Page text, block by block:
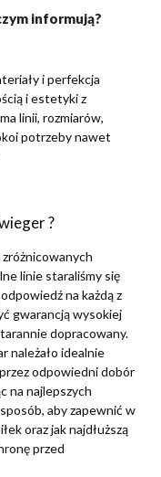
informują?
i perfekcja
i estetyki z
linii, rozmiarów,
potrzeby nawet
?
linie staraliśmy się
na każdą z
gwarancją wysokiej
dopracowany.
należało idealnie
odpowiedni dobór
na najlepszych
aby zapewnić w
oraz jak najdłuższą
przed